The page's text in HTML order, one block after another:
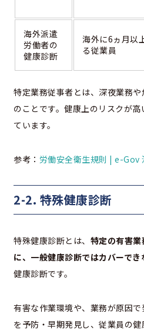
海外派遣
労働者の
健康診断
海外に6ヵ月以
る従業員
特定業務従事者とは、深夜業務
のことです。健康上のリスクが
ています。
参考： 労働安全衛生規則 | e-Gov
2-2. 特殊健康診断
特殊健康診断とは、 特定の有害
に、一般健康診断ではカバーで
健康診断です。
有害な作業環境や、業務が原因
を予防・早期発見し、従業員の